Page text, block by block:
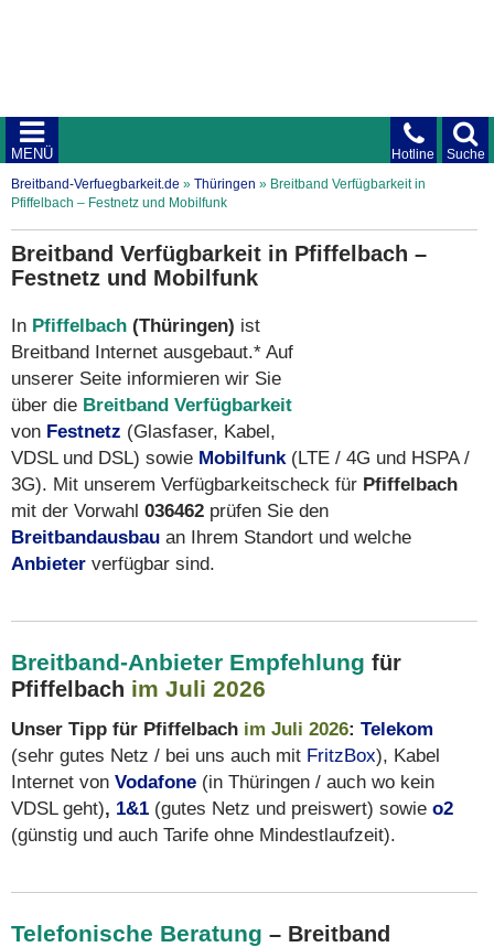
Suche
Hotline
MENÜ
Breitband-Verfuegbarkeit.de » Thüringen » Breitband Verfügbarkeit in
Pfiffelbach – Festnetz und Mobilfunk
Breitband Verfügbarkeit in Pfiffelbach –
Festnetz und Mobilfunk
In Pfiffelbach (Thüringen) ist
Breitband Internet ausgebaut.* Auf
unserer Seite informieren wir Sie
über die Breitband Verfügbarkeit
von Festnetz (Glasfaser, Kabel,
VDSL und DSL) sowie Mobilfunk(LTE / 4G und HSPA /
3G). Mit unserem Verfügbarkeitscheck für Pfiffelbach
mit der Vorwahl 036462 prüfen Sie den
Breitbandausbau an Ihrem Standort und welche
Anbieter verfügbar sind.
Breitband-Anbieter Empfehlung für
Pfiffelbach im Juli 2026
Unser Tipp für Pfiffelbach im Juli 2026: Telekom
(sehr gutes Netz / bei uns auch mit FritzBox), Kabel
Internet von Vodafone (in Thüringen / auch wo kein
VDSL geht), 1&1 (gutes Netz und preiswert) sowie o2
(günstig und auch Tarife ohne Mindestlaufzeit).
Telefonische Beratung – Breitband